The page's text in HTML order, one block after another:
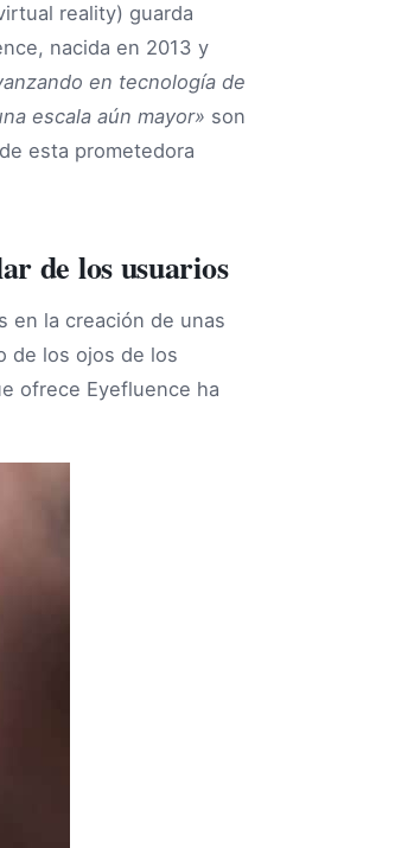
reality) guarda
nacida en 2013 y
en tecnología de
escala aún mayor» son
esta prometedora
de los usuarios
en la creación de unas
de los ojos de los
ofrece Eyefluence ha